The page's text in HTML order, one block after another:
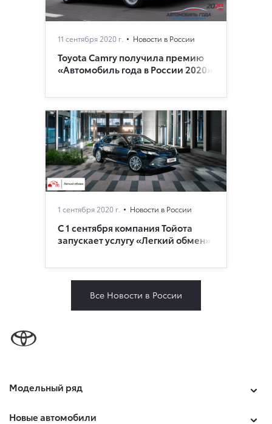
11 сентября 2020 г. Новости в России
Toyota Camry получила премию
«Автомобиль года в России 2020»
1 сентября 2020 г. Новости в России
С 1 сентября компания Тойота
запускает услугу «Легкий обмен»
Все Новости в России
Модельный ряд
Новые автомобили